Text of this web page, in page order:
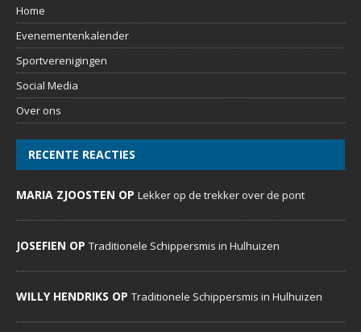
Home
Evenementenkalender
Sportverenigingen
Social Media
Over ons
RECENTE REACTIES
MARIA ZJOOSTEN OP Lekker op de trekker over de pont
JOSEFIEN OP Traditionele Schippersmis in Hulhuizen
WILLY HENDRIKS OP Traditionele Schippersmis in Hulhuizen